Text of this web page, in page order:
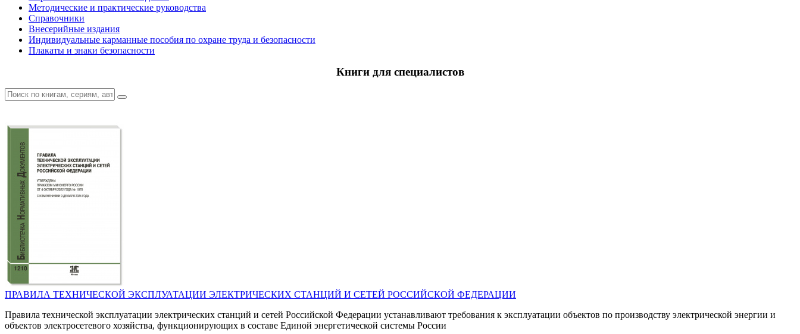
Методические и практические руководства
Справочники
Внесерийные издания
Индивидуальные карманные пособия по охране труда и безопасности
Плакаты и знаки безопасности
Книги для специалистов
ПРАВИЛА ТЕХНИЧЕСКОЙ ЭКСПЛУАТАЦИИ ЭЛЕКТРИЧЕСКИХ СТАНЦИЙ И СЕТЕЙ РОССИЙСКОЙ ФЕДЕРАЦИИ
Правила технической эксплуатации электрических станций и сетей Российской Федерации устанавливают требования к эксплуатации объектов по производству электрической энергии и
объектов электросетевого хозяйства, функционирующих в составе Единой энергетической системы России